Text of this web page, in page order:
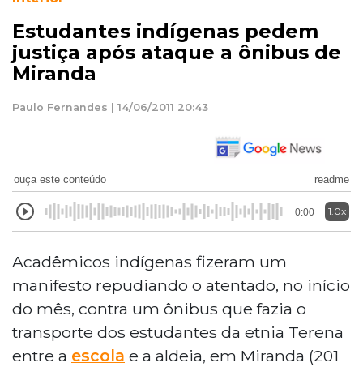
Estudantes indígenas pedem
justiça após ataque a ônibus de
Miranda
Paulo Fernandes | 14/06/2011 20:43
ouça este conteúdo readme
0:00 1.0x
Acadêmicos indígenas fizeram um
manifesto repudiando o atentado, no início
do mês, contra um ônibus que fazia o
transporte dos estudantes da etnia Terena
entre a escola e a aldeia, em Miranda (201